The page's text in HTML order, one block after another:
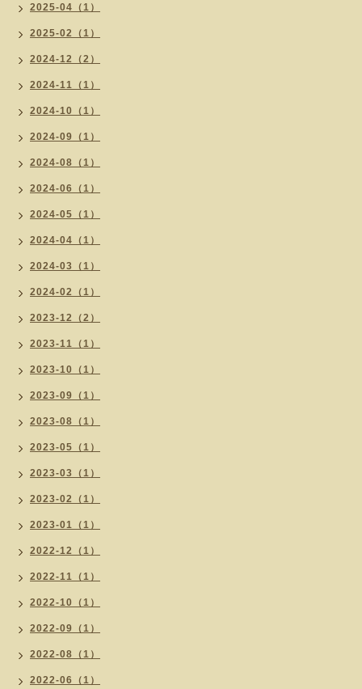
2025-04（1）
2025-02（1）
2024-12（2）
2024-11（1）
2024-10（1）
2024-09（1）
2024-08（1）
2024-06（1）
2024-05（1）
2024-04（1）
2024-03（1）
2024-02（1）
2023-12（2）
2023-11（1）
2023-10（1）
2023-09（1）
2023-08（1）
2023-05（1）
2023-03（1）
2023-02（1）
2023-01（1）
2022-12（1）
2022-11（1）
2022-10（1）
2022-09（1）
2022-08（1）
2022-06（1）